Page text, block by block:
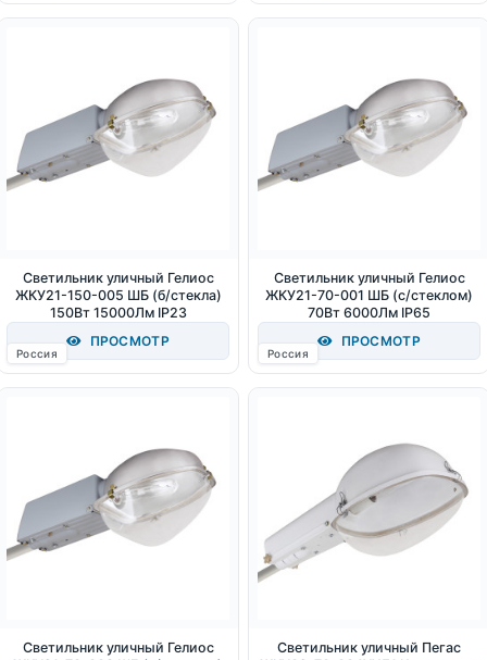
Светильник уличный Гелиос
ЖКУ21-150-005 ШБ (б/стекла)
150Вт 15000Лм IP23
ПРОСМОТР
Россия
Светильник уличный Гелиос
ЖКУ21-70-001 ШБ (с/стеклом)
70Вт 6000Лм IP65
ПРОСМОТР
Россия
Светильник уличный Гелиос
Светильник уличный Пегас